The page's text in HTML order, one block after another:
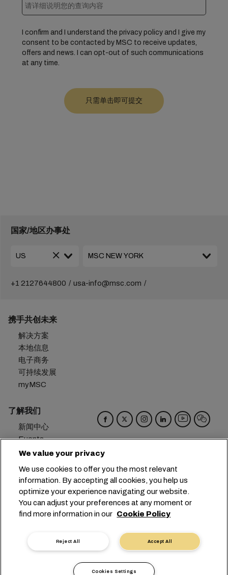
I confirm and I understand the privacy policy and I give my
consent to be contacted by MSC to receive updates,
offers and news. I can opt-out of such communications
at any time.
国家/地区办事处
+1 2127644800 usa-info@msc.com
携手共创未来
解决方案
本地信息
电子商务
可持续发展
myMSC
了解我们
新闻中心
Events
Blog
联系我们
偏好设置
总部： +41 227038888
info@msc.com
Cookie 设置 数据隐私声明
个人数据请求
承运人条款和条件
欧盟承诺
We value your privacy
We use cookies to offer you the most relevant
information. By accepting all cookies, you help us
optimize your experience navigating our website.
You can adjust your preferences at any moment or
find more information in our Cookie Policy
Accept All
Reject All
Cookies Settings